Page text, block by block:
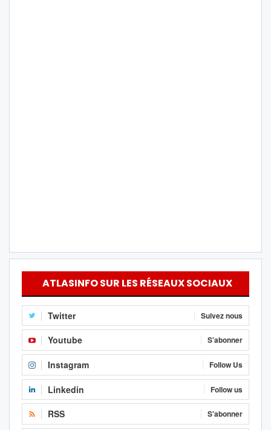
ATLASINFO SUR LES RÉSEAUX SOCIAUX
Twitter Suivez nous
Youtube S'abonner
Instagram Follow Us
Linkedin Follow us
RSS S'abonner